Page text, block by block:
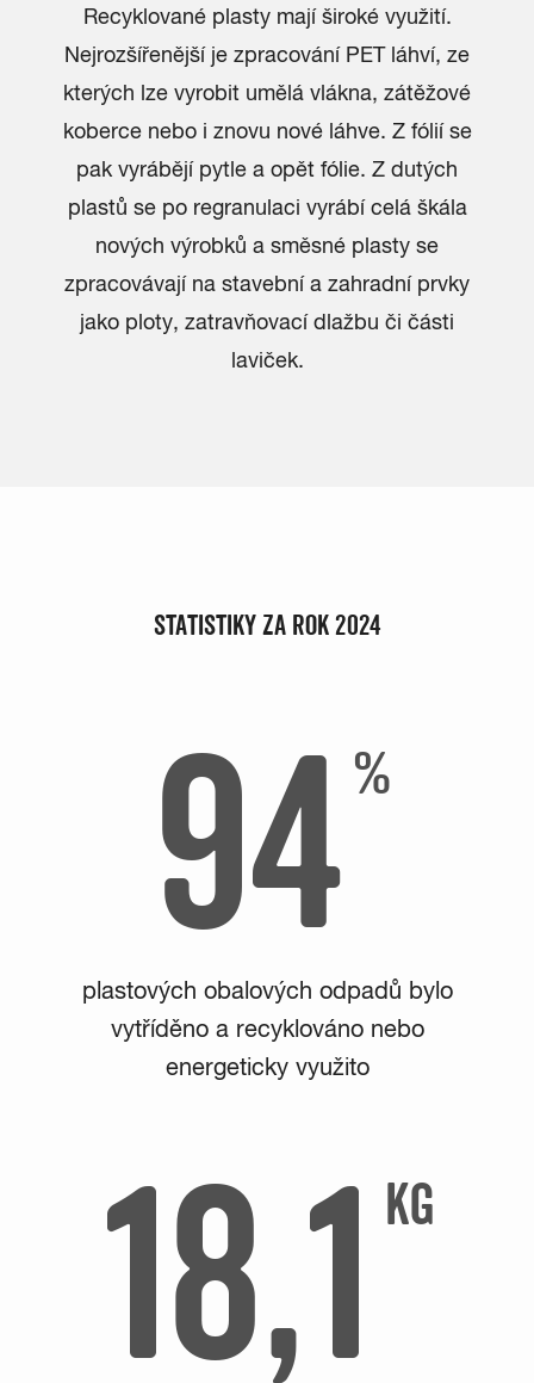
Recyklované plasty mají široké využití.
Nejrozšířenější je zpracování PET láhví, ze
kterých lze vyrobit umělá vlákna, zátěžové
koberce nebo i znovu nové láhve. Z fólií se
pak vyrábějí pytle a opět fólie. Z dutých
plastů se po regranulaci vyrábí celá škála
nových výrobků a směsné plasty se
zpracovávají na stavební a zahradní prvky
jako ploty, zatravňovací dlažbu či části
laviček.
STATISTIKY ZA ROK 2024
94
plastových obalových odpadů bylo
vytříděno a recyklováno nebo
energeticky využito
18,1